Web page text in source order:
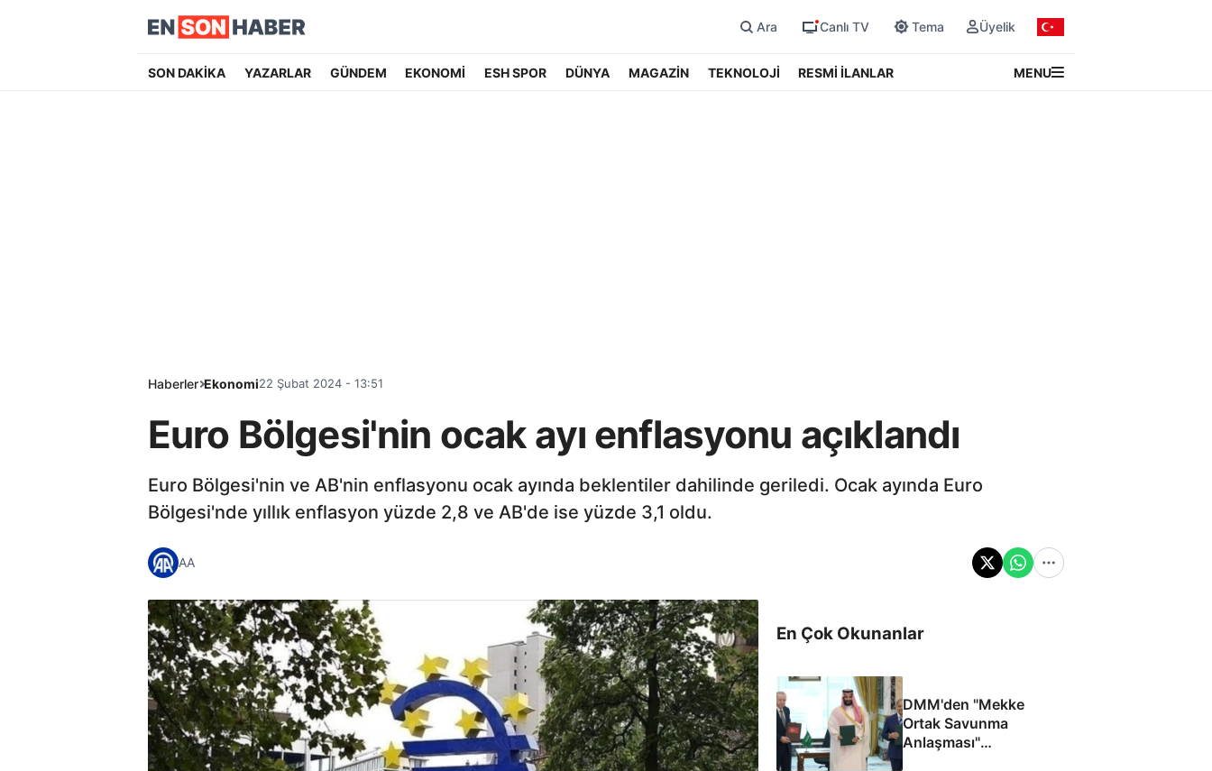
Ara Canlı TV Tema Üyelik
SON DAKİKA YAZARLAR GÜNDEM EKONOMİ ESH SPOR DÜNYA MAGAZİN TEKNOLOJİ RESMİ İLANLAR MENU
Haberler Ekonomi22 Şubat 2024 - 13:51
Euro Bölgesi'nin ocak ayı enflasyonu açıklandı
Euro Bölgesi'nin ve AB'nin enflasyonu ocak ayında beklentiler dahilinde geriledi. Ocak ayında Euro
Bölgesi'nde yıllık enflasyon yüzde 2,8 ve AB'de ise yüzde 3,1 oldu.
AA
En Çok Okunanlar
DMM'den "Mekke
Ortak Savunma
Anlaşması"
iddialarına yalanlama